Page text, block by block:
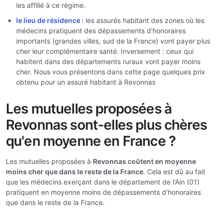
les affilié à ce régime.
le lieu de résidence : les assurés habitant des zones où les
médecins pratiquent des dépassements d'honoraires
importants (grandes villes, sud de la France) vont payer plus
cher leur complémentaire santé. Inversement : ceux qui
habitent dans des départements ruraux vont payer moins
cher. Nous vous présentons dans cette page quelques prix
obtenu pour un assuré habitant à Revonnas
Les mutuelles proposées à
Revonnas sont-elles plus chères
qu'en moyenne en France ?
Les mutuelles proposées à Revonnas coûtent en moyenne
moins cher que dans le reste de la France. Cela est dû au fait
que les médecins exerçant dans le département de l'Ain (01)
pratiquent en moyenne moins de dépassements d'honoraires
que dans le reste de la France.